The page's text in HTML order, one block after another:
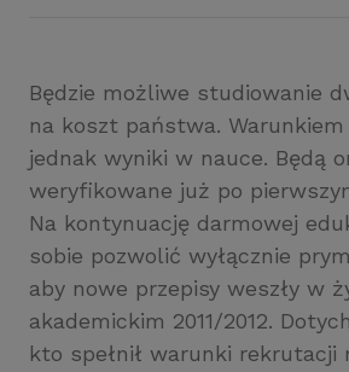
Będzie możliwe studiowanie
na koszt państwa.
jednak wyniki w nauce. Będą
weryfikowane już po
Na kontynuację darmowej
sobie pozwolić wyłącznie
aby nowe przepisy weszły w
akademickim 2011/2012.
kto spełnił warunki rekrutacji